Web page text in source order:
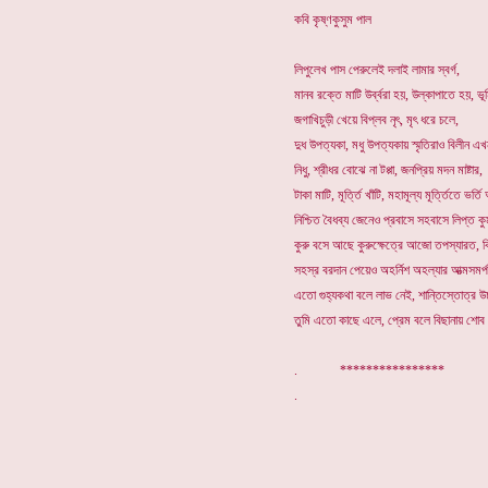
কবি কৃষ্ণকুসুম পাল
লিপুলেখ পাস পেরুলেই দলাই লামার স্বর্গ,
মানব রক্তে মাটি উর্ব্বরা হয়, উল্কাপাতে হয়,
জগাখিচুড়ী খেয়ে বিপ্লব নৃৎ, মৃৎ ধরে চলে,
দুধ উপত্যকা, মধু উপত্যকায় স্মৃতিরাও বিলীন
নিধু, শ্রীধর বোঝে না টপ্পা, জনপ্রিয় মদন মাষ্টার,
টাকা মাটি, মূর্ত্তি খাঁটি, মহামূল্য মূর্ত্তিতে
নিশ্চিত বৈধব্য জেনেও প্রবাসে সহবাসে লিপ্ত
কুরু বসে আছে কুরুক্ষেত্রে আজো তপস্যারত,
সহস্র বরদান পেয়েও অহর্নিশ অহল্যার
এতো গুহ্যকথা বলে লাভ নেই, শান্তিস্তোত্র
তুমি এতো কাছে এলে, প্রেম বলে বিছানায় শোব
. ****************